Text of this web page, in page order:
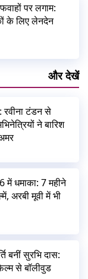
पर लगाम:
के लिए लेनदेन
और देखें
रवीना टंडन से
ने बारिश
में धमाका: 7 महीने
अरबी मूवी में भी
बनीं सुरभि दास:
से बॉलीवुड